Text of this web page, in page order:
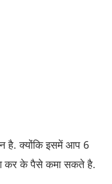
है. क्योंकि इसमें आप 6
कर के पैसे कमा सकते है.